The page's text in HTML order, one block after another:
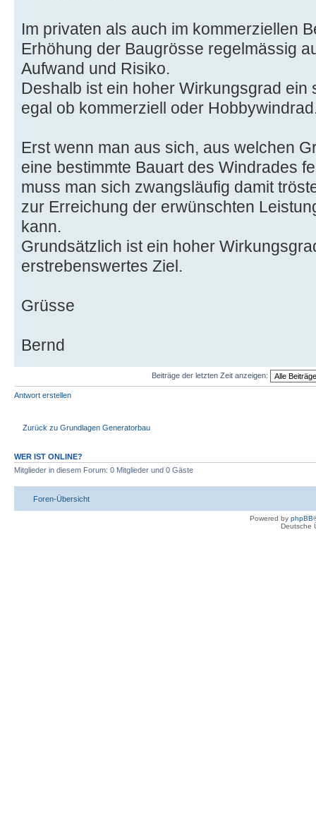
Im privaten als auch im kommerziellen
Erhöhung der Baugrösse regelmässig
Aufwand und Risiko.
Deshalb ist ein hoher Wirkungsgrad
egal ob kommerziell oder
Erst wenn man aus sich, aus welchen
eine bestimmte Bauart des Windrades
muss man sich zwangsläufig damit
zur Erreichung der erwünschten
kann.
Grundsätzlich ist ein hoher
erstrebenswertes Ziel.
Grüsse
Bernd
Beiträge der letzten Zeit anzeigen:
Antwort erstellen
Zurück zu Grundlagen Generatorbau
WER IST ONLINE?
Mitglieder in diesem Forum: 0 Mitglieder und 0 Gäste
Foren-Übersicht
Powered by phpBB
Deutsche